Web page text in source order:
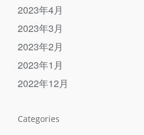
2023年4月
2023年3月
2023年2月
2023年1月
2022年12月
Categories